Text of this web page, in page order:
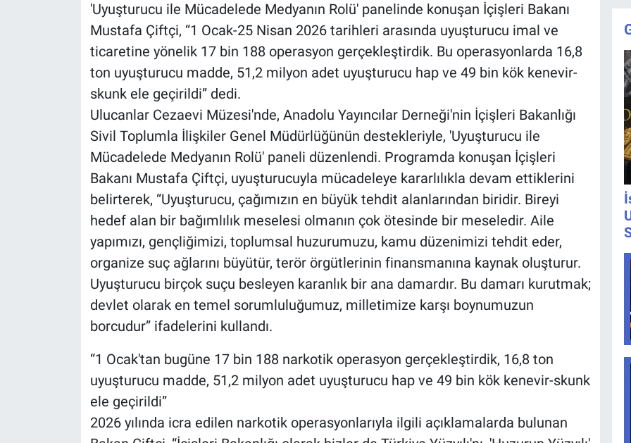
'Uyuşturucu ile Mücadelede Medyanın Rolü' panelinde konuşan İçişleri Bakanı
Mustafa Çiftçi, “1 Ocak-25 Nisan 2026 tarihleri arasında uyuşturucu imal ve
ticaretine yönelik 17 bin 188 operasyon gerçekleştirdik. Bu operasyonlarda 16,8
ton uyuşturucu madde, 51,2 milyon adet uyuşturucu hap ve 49 bin kök kenevir-
skunk ele geçirildi” dedi.
Ulucanlar Cezaevi Müzesi'nde, Anadolu Yayıncılar Derneği'nin İçişleri Bakanlığı
Sivil Toplumla İlişkiler Genel Müdürlüğünün destekleriyle, 'Uyuşturucu ile
Mücadelede Medyanın Rolü' paneli düzenlendi. Programda konuşan İçişleri
Bakanı Mustafa Çiftçi, uyuşturucuyla mücadeleye kararlılıkla devam ettiklerini
belirterek, “Uyuşturucu, çağımızın en büyük tehdit alanlarından biridir. Bireyi
hedef alan bir bağımlılık meselesi olmanın çok ötesinde bir meseledir. Aile
yapımızı, gençliğimizi, toplumsal huzurumuzu, kamu düzenimizi tehdit eder,
organize suç ağlarını büyütür, terör örgütlerinin finansmanına kaynak oluşturur.
Uyuşturucu birçok suçu besleyen karanlık bir ana damardır. Bu damarı kurutmak;
devlet olarak en temel sorumluluğumuz, milletimize karşı boynumuzun
borcudur” ifadelerini kullandı.
“1 Ocak'tan bugüne 17 bin 188 narkotik operasyon gerçekleştirdik, 16,8 ton
uyuşturucu madde, 51,2 milyon adet uyuşturucu hap ve 49 bin kök kenevir-skunk
ele geçirildi”
2026 yılında icra edilen narkotik operasyonlarıyla ilgili açıklamalarda bulunan